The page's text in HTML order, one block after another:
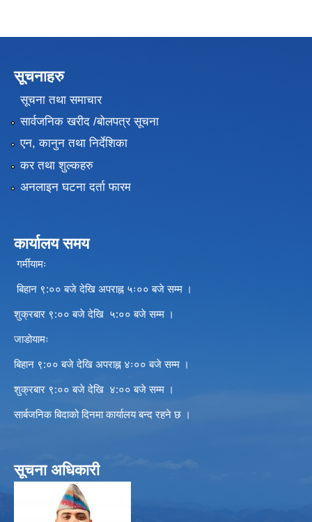
सूचनाहरु
सूचना तथा समाचार
सार्वजनिक खरीद /बोलपत्र सूचना
एन, कानुन तथा निर्देशिका
कर तथा शुल्कहरु
अनलाइन घटना दर्ता फारम
कार्यालय समय
गर्मीयामः
बिहान ९:०० बजे देखि अपराह्न ५ः०० बजे सम्म ।
शुक्रबार ९:०० बजे देखि ५:०० बजे सम्म ।
जाडोयामः
बिहान ९:०० बजे देखि अपराह्न ४ः०० बजे सम्म ।
शुक्रबार ९:०० बजे देखि ४:०० बजे सम्म ।
सार्बजनिक बिदाको दिनमा कार्यालय बन्द रहने छ ।
सूचना अधिकारी